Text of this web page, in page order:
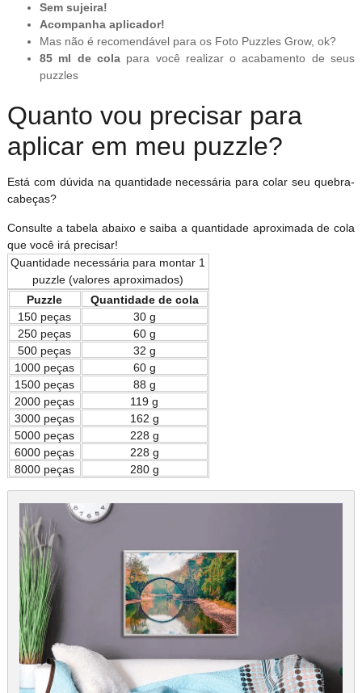
Sem sujeira!
Acompanha aplicador!
Mas não é recomendável para os Foto Puzzles Grow, ok?
85 ml de colapara você realizar o acabamento de seus
puzzles
Quanto vou precisar para
aplicar em meu puzzle?
Está com dúvida na quantidade necessária para colar seu quebra-
cabeças?
Consulte a tabela abaixo e saiba a quantidade aproximada de cola
que você irá precisar!
Quantidade necessária para montar 1
puzzle (valores aproximados)
Puzzle
Quantidade de cola
150 peças
30 g
250 peças
60 g
500 peças
32 g
1000 peças
60 g
1500 peças
88 g
2000 peças
119 g
3000 peças
162 g
5000 peças
228 g
6000 peças
228 g
8000 peças
280 g